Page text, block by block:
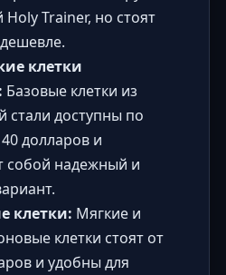
Trainer, но стоят
клетки
Базовые клетки из
доступны по
долларов и
собой надежный и
клетки: Мягкие и
клетки стоят от
и удобны для